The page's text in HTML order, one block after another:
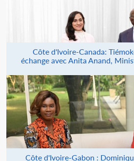
Côte d'Ivoire-Canada:
échange avec Anita Anand,
Côte d'Ivoire-Gabon :